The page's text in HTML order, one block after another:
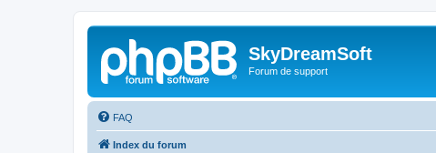
SkyDreamSoft
Forum de support
FAQ
Index du forum